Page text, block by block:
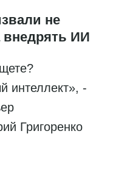
не
внедрять ИИ
интеллект», -
Григоренко